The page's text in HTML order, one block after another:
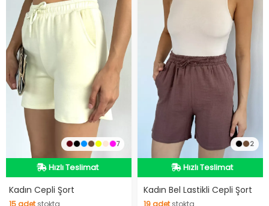
7
Hızlı Teslimat
Hızlı Teslimat
Kadın Cepli Şort
15adetstokta
2
Hızlı Teslimat
Hızlı Teslimat
Kadın Bel Lastikli Cepli Şort
19adetstokta